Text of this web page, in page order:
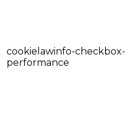
cookielawinfo-checkbox-
performance